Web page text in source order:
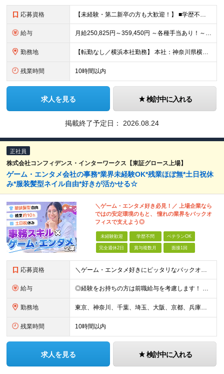
応募資格 【未経験・第二新卒の方も大歓迎！】 ■学歴不問 ■PCを使用した業務経験がある方（メール、データ入力など） ■Google Workspace（スプレッドシート、ドキュメント等）に抵抗がない方 ＼こ
給与 月給250,825円～359,450円 ～各種手当あり！～ ☆通勤手当（月2万5,000円まで） ☆住宅手当（月1万5,000円／一人暮らしの20代限定） ☆出張手当 ☆職能手当 ※固定残業代（4
勤務地 【転勤なし／横浜本社勤務】 本社：神奈川県横浜市西区花咲町7-150 ウエインズ＆イッセイ横浜ビル4F ※(変更の範囲)上記を除く当社関連勤務地
残業時間 10時間以内
求人を見る 検討中に入れる
掲載終了予定日： 2026.08.24
正社員
株式会社コンフィデンス・インターワークス【東証グロース上場】
ゲーム・エンタメ会社の事務*業界未経験OK*残業ほぼ無*土日祝休
み*服装髪型ネイル自由*好きが活かせる☆
＼ゲーム・エンタメ好き必見！／ 上場企業なら
ではの安定環境のもと、 憧れの業界をバックオ
フィスで支えよう◎
未経験歓迎 学歴不問 ベテランOK
完全週休2日 賞与複数月 面接1回
応募資格 ＼ゲーム・エンタメ好きにピッタリなバックオフィス業務！／ ◎学歴・経験不問 ◎ゲーム、漫画、VTuber、配信、YouTubeなどが好きな方 ◎事務経験をお持ちの方は歓迎！ Ｌ一般事務をはじめ人事、営
給与 ◎経験をお持ちの方は前職給与を考慮します！ 月給21万円～40万円＋残業代＋賞与 ＜評価は『総合評価』を採用＞ 当社では一人ひとりのスキルや貢献度に見合った『総合評価』を行っています。 担当者と定
勤務地 東京、神奈川、千葉、埼玉、大阪、京都、兵庫、福岡を中心とした各クライアント先 または本社・各支店（大阪・福岡） ※ご希望を考慮して配属先を決定。転勤はありません。 ※就業先は人気エリアに集中しており
残業時間 10時間以内
求人を見る 検討中に入れる